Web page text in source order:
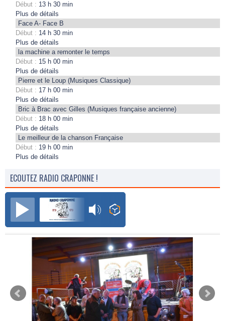
Début : 13 h 30 min
Plus de détails
Face A- Face B
Début : 14 h 30 min
Plus de détails
la machine a remonter le temps
Début : 15 h 00 min
Plus de détails
Pierre et le Loup (Musiques Classique)
Début : 17 h 00 min
Plus de détails
Bric à Brac avec Gilles (Musiques française ancienne)
Début : 18 h 00 min
Plus de détails
Le meilleur de la chanson Française
Début : 19 h 00 min
Plus de détails
ECOUTEZ RADIO CRAPONNE !
Radio Craponne FM